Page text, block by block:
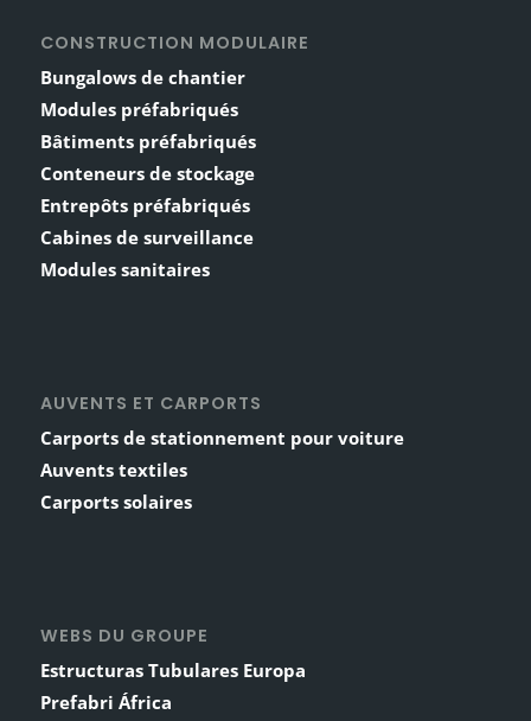
CONSTRUCTION MODULAIRE
Bungalows de chantier
Modules préfabriqués
Bâtiments préfabriqués
Conteneurs de stockage
Entrepôts préfabriqués
Cabines de surveillance
Modules sanitaires
AUVENTS ET CARPORTS
Carports de stationnement pour voiture
Auvents textiles
Carports solaires
WEBS DU GROUPE
Estructuras Tubulares Europa
Prefabri África